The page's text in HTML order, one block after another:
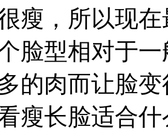
瘦，所以现
脸型相对于
的肉而让脸
瘦长脸适合